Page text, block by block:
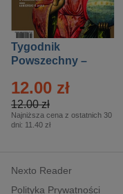
Tygodnik
Powszechny –
12.00 zł
12.00 zł
Najniższa cena z ostatnich 30
dni: 11.40 zł
Nexto Reader
Polityka Prywatności